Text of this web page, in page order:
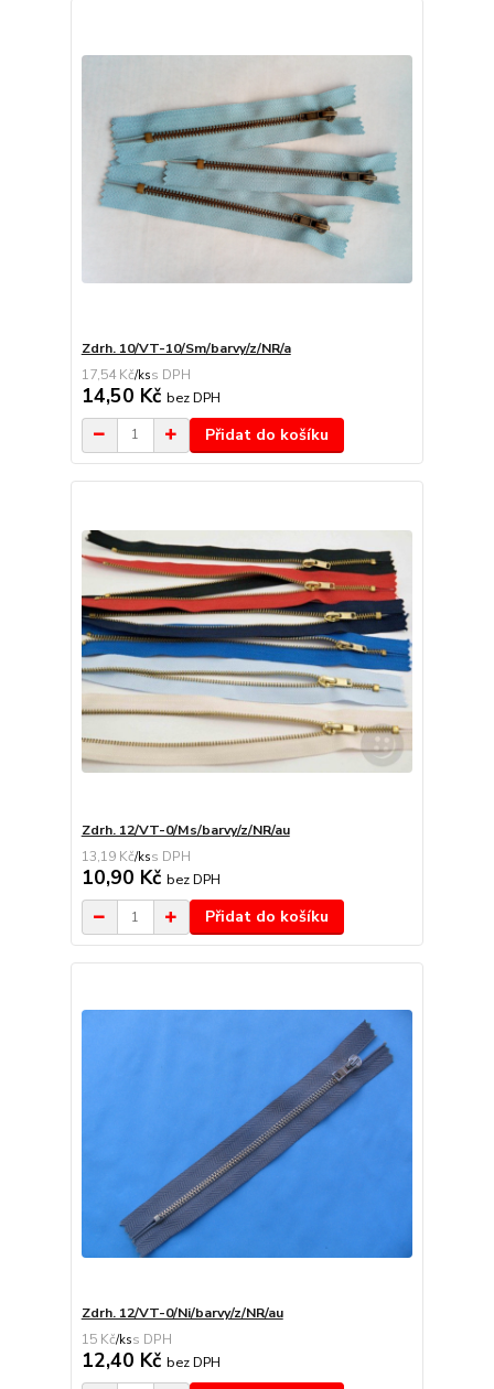
Zdrh. 10/VT-10/Sm/barvy/z/NR/a
17,54 Kč/ks
14,50 Kč bez DPH
Přidat do košíku
Zdrh. 12/VT-0/Ms/barvy/z/NR/au
13,19 Kč/ks
10,90 Kč bez DPH
Přidat do košíku
Zdrh. 12/VT-0/Ni/barvy/z/NR/au
15 Kč/ks
12,40 Kč bez DPH